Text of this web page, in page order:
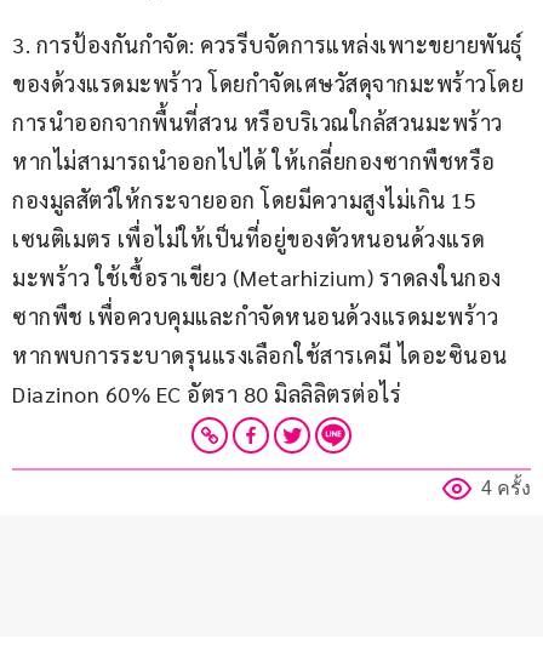
3. การป้องกันกำจัด: ควรรีบจัดการแหล่งเพาะขยายพันธุ์
ของด้วงแรดมะพร้าว โดยกำจัดเศษวัสดุจากมะพร้าวโดย
การนำออกจากพื้นที่สวน หรือบริเวณใกล้สวนมะพร้าว
หากไม่สามารถนำออกไปได้ ให้เกลี่ยกองซากพืชหรือ
กองมูลสัตว์ให้กระจายออก โดยมีความสูงไม่เกิน 15
เซนติเมตร เพื่อไม่ให้เป็นที่อยู่ของตัวหนอนด้วงแรด
มะพร้าว ใช้เชื้อราเขียว (Metarhizium) ราดลงในกอง
ซากพืช เพื่อควบคุมและกำจัดหนอนด้วงแรดมะพร้าว
หากพบการระบาดรุนแรงเลือกใช้สารเคมี ไดอะซินอน
Diazinon 60% EC อัตรา 80 มิลลิลิตรต่อไร่
4 ครั้ง